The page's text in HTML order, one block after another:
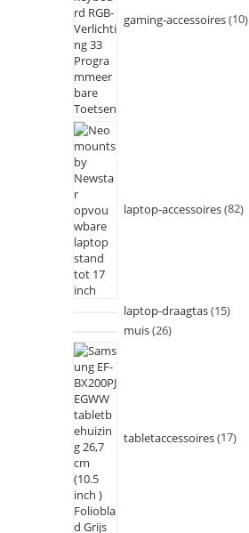
gaming-accessoires 10
laptop-accessoires 82
laptop-draagtas 15
muis 26
tabletaccessoires 17